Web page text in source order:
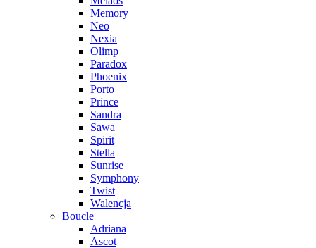
Memory
Neo
Nexia
Olimp
Paradox
Phoenix
Porto
Prince
Sandra
Sawa
Spirit
Stella
Sunrise
Symphony
Twist
Walencja
Boucle
Adriana
Ascot